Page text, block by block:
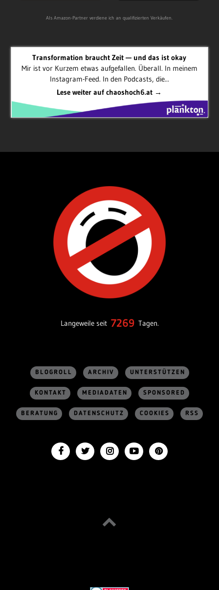
Als Amazon-Partner verdiene ich an qualifizierten Verkäufen.
Transformation braucht Zeit — und das ist okay
Mir ist vor Kurzem etwas aufgefallen. Überall. In meinem
Instagram-Feed. In den Podcasts, die...
Lese weiter auf chaoshoch6.at →
Langeweile seit 7269 Tagen.
BLOGROLL ARCHIV UNTERSTÜTZEN
KONTAKT MEDIADATEN SPONSORED
BERATUNG DATENSCHUTZ COOKIES RSS